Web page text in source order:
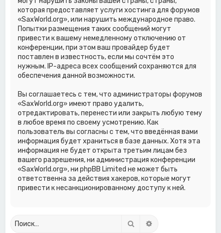
которая предоставляет услуги хостинга для форумов
«SaxWorld.org», или нарушить международное право.
Попытки размещения таких сообщений могут
привести к вашему немедленному отключению от
конференции, при этом ваш провайдер будет
поставлен в известность, если мы сочтём это
нужным. IP-адреса всех сообщений сохраняются для
обеспечения данной возможности.
Вы соглашаетесь с тем, что администраторы форумов
«SaxWorld.org» имеют право удалить,
отредактировать, перенести или закрыть любую тему
в любое время по своему усмотрению. Как
пользователь вы согласны с тем, что введённая вами
информация будет храниться в базе данных. Хотя эта
информация не будет открыта третьим лицам без
вашего разрешения, ни администрация конференции
«SaxWorld.org», ни phpBB Limited не может быть
ответственна за действия хакеров, которые могут
привести к несанкционированному доступу к ней.
Поиск